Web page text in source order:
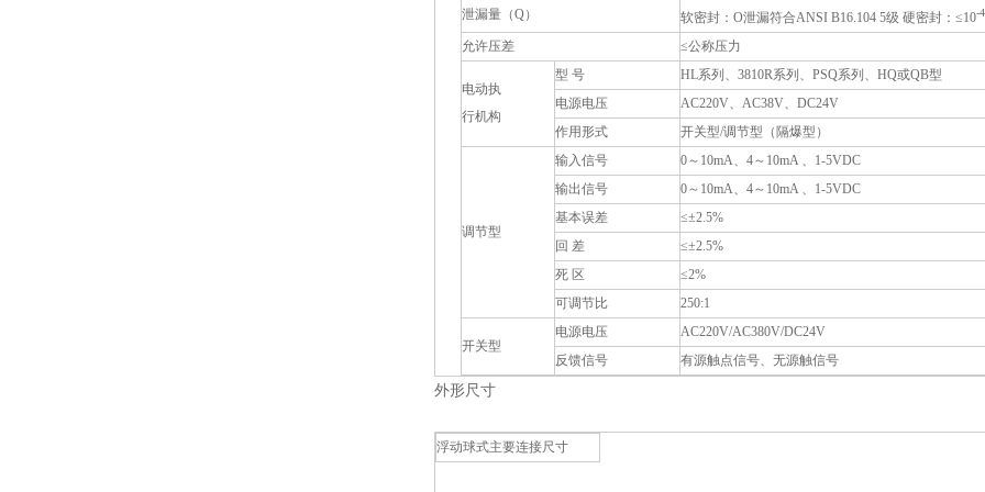
泄漏量（Q）
软密封：O泄漏符合ANSI B16.104 5级 硬密封：≤10-4
允许压差
≤公称压力
电动执
行机构
型 号
HL系列、3810R系列、PSQ系列、HQ或QB型
电源电压
AC220V、AC38V、DC24V
作用形式
开关型/调节型（隔爆型）
调节型
输入信号
0～10mA、4～10mA 、1-5VDC
输出信号
0～10mA、4～10mA 、1-5VDC
基本误差
≤±2.5%
回 差
≤±2.5%
死 区
≤2%
可调节比
250:1
开关型
电源电压
AC220V/AC380V/DC24V
反馈信号
有源触点信号、无源触信号
外形尺寸
浮动球式主要连接尺寸